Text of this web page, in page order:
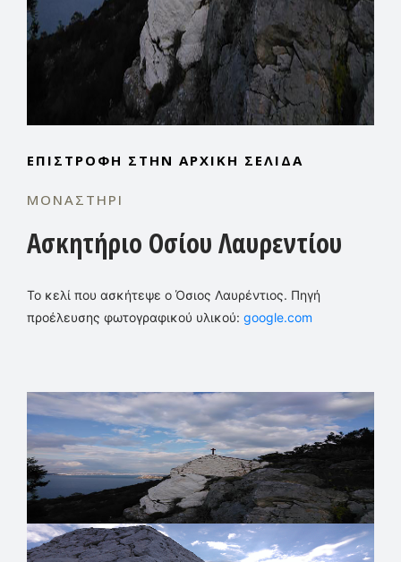
ΕΠΙΣΤΡΟΦΉ ΣΤΗΝ ΑΡΧΙΚΉ ΣΕΛΊΔΑ
ΜΟΝΑΣΤΉΡΙ
Ασκητήριο Οσίου Λαυρεντίου
Το κελί που ασκήτεψε ο Όσιος Λαυρέντιος. Πηγή
προέλευσης φωτογραφικού υλικού: google.com